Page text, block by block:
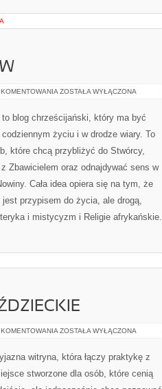
RELIGIE
ZOSTAŁA WYŁĄCZONA
to blog chrześcijański, który ma być
życiu i w drodze wiary. To
które chcą przybliżyć do Stwórcy,
Zbawicielem oraz odnajdywać sens w
Cała idea opiera się na tym, że
jest przypisem do życia, ale drogą,
i mistycyzm i Religie afrykańskie.
ZAWODY
JEŹDZIECKIE
ZOSTAŁA WYŁĄCZONA
witryna, która łączy praktykę z
stworzone dla osób, które cenią